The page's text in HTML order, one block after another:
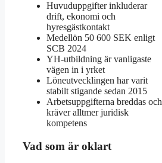
Huvuduppgifter inkluderar
drift, ekonomi och
hyresgästkontakt
Medellön 50 600 SEK enligt
SCB 2024
YH-utbildning är vanligaste
vägen in i yrket
Löneutvecklingen har varit
stabilt stigande sedan 2015
Arbetsuppgifterna breddas och
kräver alltmer juridisk
kompetens
Vad som är oklart